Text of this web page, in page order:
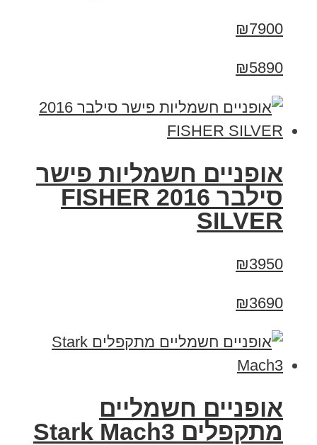
₪7900
₪5890
אופניים חשמליות פישר
סילבר 2016 FISHER
SILVER
₪3950
₪3690
‏אופניים חשמליים
‏מתקפלים Stark Mach3